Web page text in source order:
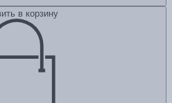
в корзину